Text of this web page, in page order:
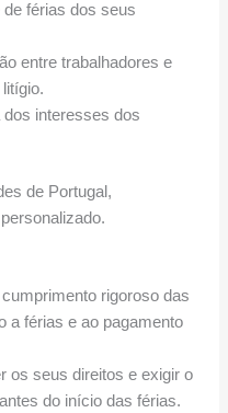
férias dos seus
entre trabalhadores e
interesses dos
de Portugal,
rigoroso das
a férias e ao pagamento
os seus direitos e exigir o
do início das férias.